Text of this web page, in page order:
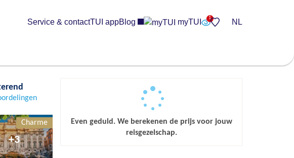
Service & contactTUI appBlog myTUI NL
Bewaren
Charme
+3
Even geduld. We berekenen de prijs voor jouw
reisgezelschap.